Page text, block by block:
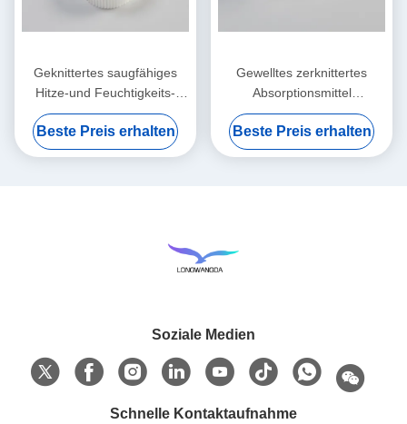
Geknittertes saugfähiges
Hitze-und Feuchtigkeits-
Austauscher-nass
Filterpapier-Element
Beste Preis erhalten
Gewelltes zerknittertes
Absorptionsmittel
Filterpapier-Hitze-und
Feuchtigkeits-Austausch
Beste Preis erhalten
Soziale Medien
Schnelle Kontaktaufnahme